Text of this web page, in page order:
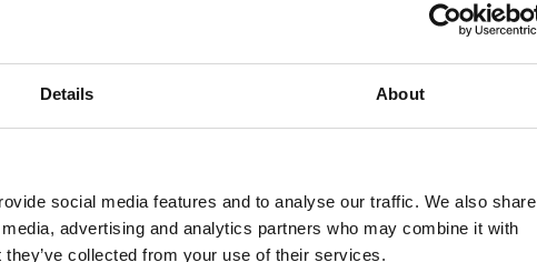
Details About
social media features and to analyse our traffic. We also share
advertising and analytics partners who may combine it with
collected from your use of their services.